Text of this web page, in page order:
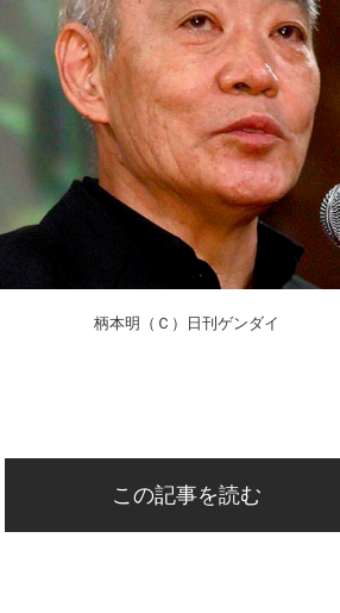
柄本明（Ｃ）日刊ゲンダイ
この記事を読む